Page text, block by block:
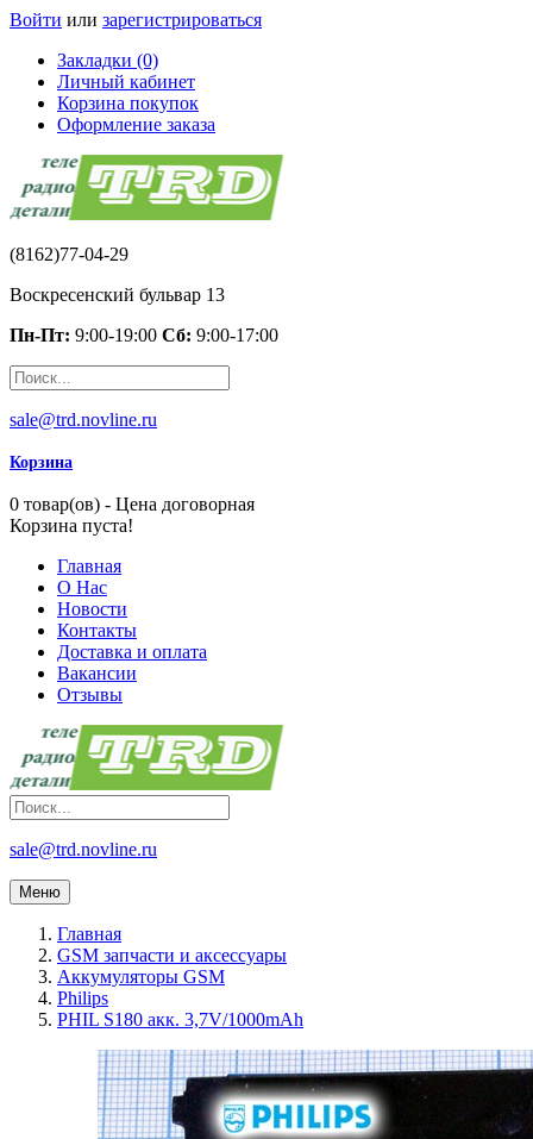
Войти или зарегистрироваться
Закладки (0)
Личный кабинет
Корзина покупок
Оформление заказа
(8162)77-04-29
Воскресенский бульвар 13
Пн-Пт: 9:00-19:00 Сб: 9:00-17:00
sale@trd.novline.ru
Корзина
0 товар(ов) - Цена договорная
Корзина пуста!
Главная
О Нас
Новости
Контакты
Доставка и оплата
Вакансии
Отзывы
sale@trd.novline.ru
Меню
Главная
GSM запчасти и аксессуары
Аккумуляторы GSM
Philips
PHIL S180 акк. 3,7V/1000mAh